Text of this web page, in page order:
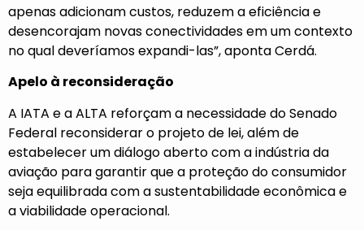
apenas adicionam custos, reduzem a eficiência e
desencorajam novas conectividades em um contexto
no qual deveríamos expandi-las”, aponta Cerdá.
Apelo à reconsideração
A IATA e a ALTA reforçam a necessidade do Senado
Federal reconsiderar o projeto de lei, além de
estabelecer um diálogo aberto com a indústria da
aviação para garantir que a proteção do consumidor
seja equilibrada com a sustentabilidade econômica e
a viabilidade operacional.